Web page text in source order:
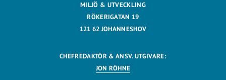
MILJÖ & UTVECKLING
RÖKERIGATAN 19
121 62 JOHANNESHOV
CHEFREDAKTÖR & ANSV. UTGIVARE:
JON RÖHNE